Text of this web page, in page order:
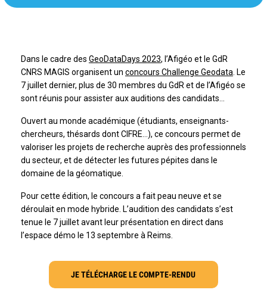
Dans le cadre des GeoDataDays 2023, l’Afigéo et le GdR
CNRS MAGIS organisent un concours Challenge Geodata . Le
7 juillet dernier, plus de 30 membres du GdR et de l’Afigéo se
sont réunis pour assister aux auditions des candidats…
Ouvert au monde académique (étudiants, enseignants-
chercheurs, thésards dont CIFRE…), ce concours permet de
valoriser les projets de recherche auprès des professionnels
du secteur, et de détecter les futures pépites dans le
domaine de la géomatique.
Pour cette édition, le concours a fait peau neuve et se
déroulait en mode hybride. L’audition des candidats s’est
tenue le 7 juillet avant leur présentation en direct dans
l’espace démo le 13 septembre à Reims.
JE TÉLÉCHARGE LE COMPTE-RENDU